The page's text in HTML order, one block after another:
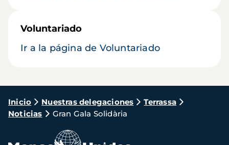
Voluntariado
Ir a la página de Voluntariado
Ruta
de
navegación
Inicio Nuestras delegaciones
Terrassa
Noticias
Gran Gala Solidària